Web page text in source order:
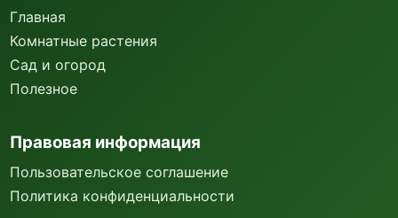
Главная
Комнатные растения
Сад и огород
Полезное
Правовая информация
Пользовательское соглашение
Политика конфиденциальности